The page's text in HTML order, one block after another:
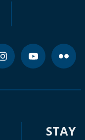
STAY